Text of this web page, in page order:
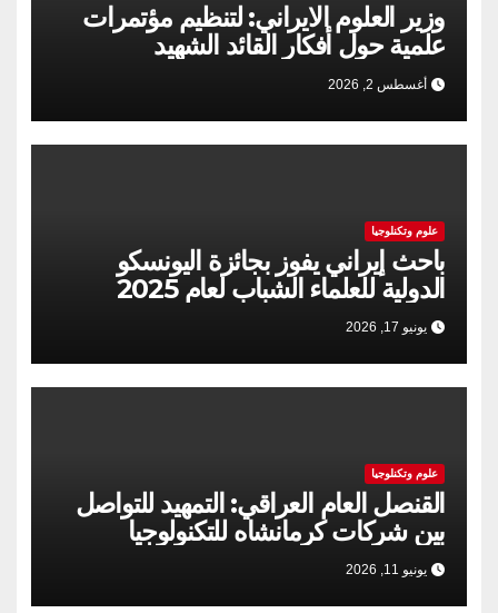
وزير العلوم الايراني: لتنظيم مؤتمرات
علمية حول أفكار القائد الشهيد
أغسطس 2, 2026
علوم وتكنلوجيا
باحث إيراني يفوز بجائزة اليونسكو
الدولية للعلماء الشباب لعام 2025
يونيو 17, 2026
علوم وتكنلوجيا
القنصل العام العراقي: التمهيد للتواصل
بين شركات كرمانشاه للتكنولوجيا
والسوق العراقية
يونيو 11, 2026